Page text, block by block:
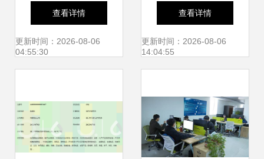
航空集团项目 iSIM
AI服务数字化虚拟
查看详情
更新时间：2026-08-06
04:55:30
查看详情
更新时间：2026-08-06
14:04:55